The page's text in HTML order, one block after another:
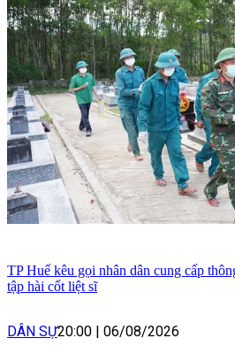
TP Huế kêu gọi nhân dân cung cấp
tập hài cốt liệt sĩ
DÂN SỰ20:00 06/08/2026